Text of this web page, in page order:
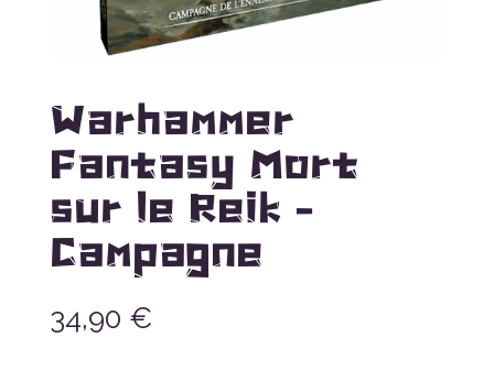
Warhammer
Fantasy Mort
sur le Reik –
Campagne
34,90 €